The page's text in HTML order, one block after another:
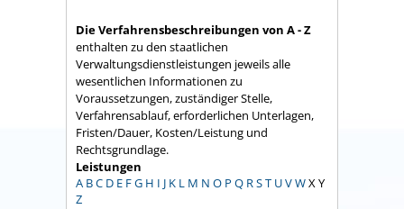
Die Verfahrensbeschreibungen von A - Z
enthalten zu den staatlichen
Verwaltungsdienstleistungen jeweils alle
wesentlichen Informationen zu
Voraussetzungen, zuständiger Stelle,
Verfahrensablauf, erforderlichen Unterlagen,
Fristen/Dauer, Kosten/Leistung und
Rechtsgrundlage.
Leistungen
A BC D E FG H I J K L M N O P Q RST UVWX Y
Z